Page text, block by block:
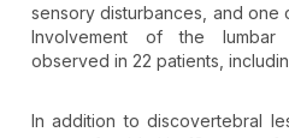
sensory disturbances, and one
Involvement of the lumbar
observed in 22 patients,
In addition to discovertebral